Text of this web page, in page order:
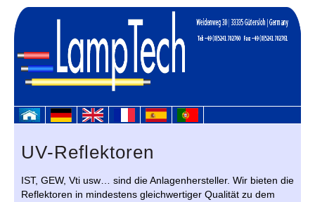
UV-Reflektoren
IST, GEW, Vti usw… sind die Anlagenhersteller. Wir bieten die
Reflektoren in mindestens gleichwertiger Qualität zu dem